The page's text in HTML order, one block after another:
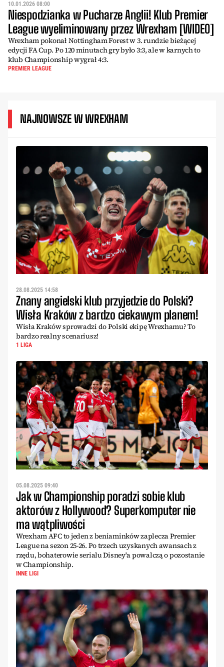
10.01.2026 08:00
Niespodzianka w Pucharze Anglii! Klub Premier
League wyeliminowany przez Wrexham [WIDEO]
Wrexham pokonał Nottingham Forest w 3. rundzie bieżącej
edycji FA Cup. Po 120 minutach gry było 3:3, ale w karnych to
klub Championship wygrał 4:3.
PREMIER LEAGUE
NAJNOWSZE W WREXHAM
28.08.2025 14:58
Znany angielski klub przyjedzie do Polski?
Wisła Kraków z bardzo ciekawym planem!
Wisła Kraków sprowadzi do Polski ekipę Wrexhamu? To
bardzo realny scenariusz!
1 LIGA
05.08.2025 09:40
Jak w Championship poradzi sobie klub
aktorów z Hollywood? Superkomputer nie
ma wątpliwości
Wrexham AFC to jeden z beniaminków zaplecza Premier
League na sezon 25-26. Po trzech uzyskanych awansach z
rzędu, bohaterowie serialu Disney'a powalczą o pozostanie
w Championship.
INNE LIGI